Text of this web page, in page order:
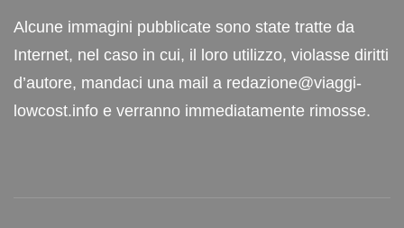
Alcune immagini pubblicate sono state tratte da
Internet, nel caso in cui, il loro utilizzo, violasse diritti
d’autore, mandaci una mail a redazione@viaggi-
lowcost.info e verranno immediatamente rimosse.